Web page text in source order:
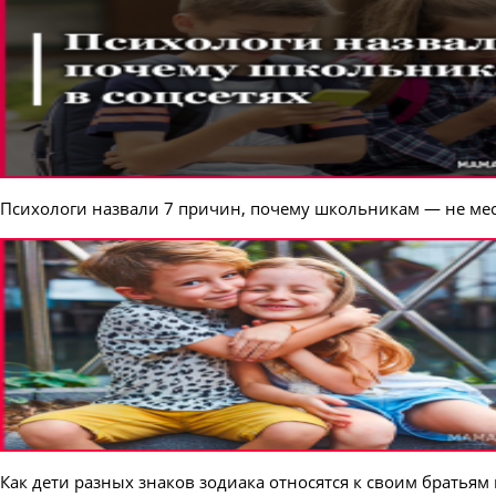
Психологи назвали 7 причин, почему школьникам — не
Как дети разных знаков зодиака относятся к своим братьям